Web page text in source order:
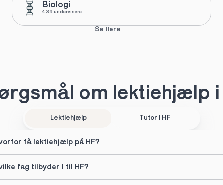
Biologi
439 undervisere
Se flere
om lektiehjælp i
Lektiehjælp Tutor i HF
få lektiehjælp på HF?
fag tilbyder I til HF?